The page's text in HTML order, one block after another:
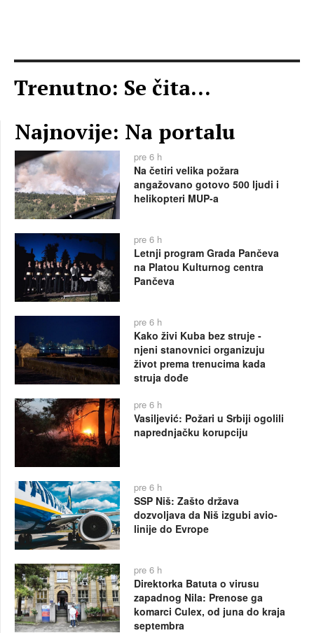
Trenutno: Se čita...
Najnovije: Na portalu
pre 6 h
Na četiri velika požara
angažovano gotovo 500 ljudi i
helikopteri MUP-a
pre 6 h
Letnji program Grada Pančeva
na Platou Kulturnog centra
Pančeva
pre 6 h
Kako živi Kuba bez struje -
njeni stanovnici organizuju
život prema trenucima kada
struja dođe
pre 6 h
Vasiljević: Požari u Srbiji ogolili
naprednjačku korupciju
pre 6 h
SSP Niš: Zašto država
dozvoljava da Niš izgubi avio-
linije do Evrope
pre 6 h
Direktorka Batuta o virusu
zapadnog Nila: Prenose ga
komarci Culex, od juna do kraja
septembra